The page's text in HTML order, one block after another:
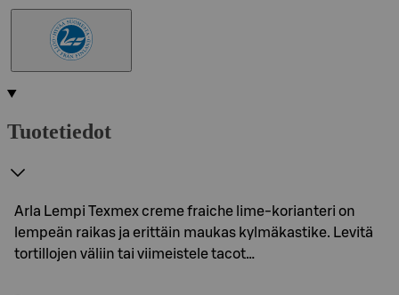
Tuotetiedot
Arla Lempi Texmex creme fraiche lime-korianteri on
lempeän raikas ja erittäin maukas kylmäkastike. Levitä
tortillojen väliin tai viimeistele tacot…